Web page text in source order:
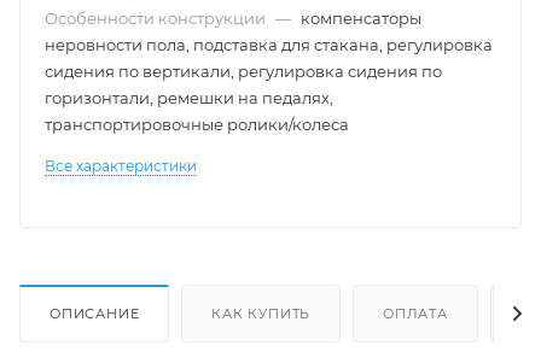
Особенности конструкции — компенсаторы
неровности пола, подставка для стакана, регулировка
сидения по вертикали, регулировка сидения по
горизонтали, ремешки на педалях,
транспортировочные ролики/колеса
Все характеристики
ОПИСАНИЕ КАК КУПИТЬ ОПЛАТА